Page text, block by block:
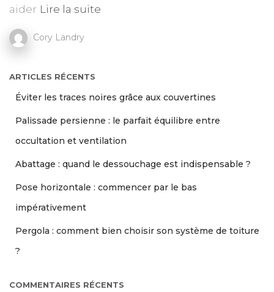
aider Lire la suite
Cory Landry
ARTICLES RÉCENTS
Éviter les traces noires grâce aux couvertines
Palissade persienne : le parfait équilibre entre
occultation et ventilation
Abattage : quand le dessouchage est indispensable ?
Pose horizontale : commencer par le bas
impérativement
Pergola : comment bien choisir son système de toiture
?
COMMENTAIRES RÉCENTS